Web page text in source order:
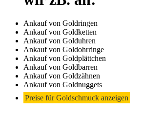
Ankauf von Goldringen
Ankauf von Goldketten
Ankauf von Golduhren
Ankauf von Goldohrringe
Ankauf von Goldplättchen
Ankauf von Goldbarren
Ankauf von Goldzähnen
Ankauf von Goldnuggets
Preise für Goldschmuck anzeigen